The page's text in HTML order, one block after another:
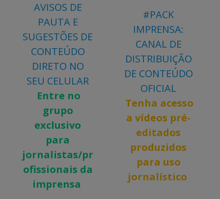
AVISOS DE
PAUTA E
SUGESTÕES DE
CONTEÚDO
DIRETO NO
SEU CELULAR
Entre no
grupo
exclusivo
para
jornalistas/pr
ofissionais da
imprensa
#PACK
IMPRENSA:
CANAL DE
DISTRIBUIÇÃO
DE CONTEÚDO
OFICIAL
Tenha acesso
a vídeos pré-
editados
produzidos
para uso
jornalístico